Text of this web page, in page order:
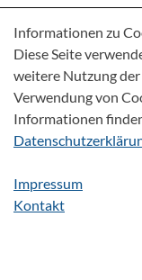
Informationen zu
Diese Seite
weitere Nutzung
Verwendung von
Informationen
Impressum
Kontakt